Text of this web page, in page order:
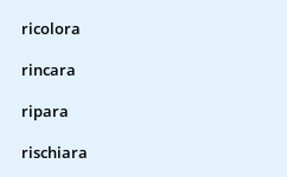
ricolora
rincara
ripara
rischiara